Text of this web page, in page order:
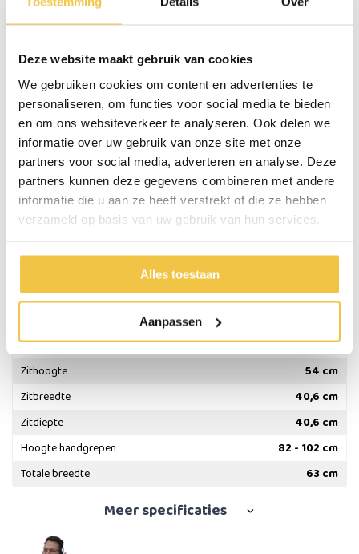
Deze website maakt gebruik van cookies
We gebruiken cookies om content en advertenties te
personaliseren, om functies voor social media te bieden
en om ons websiteverkeer te analyseren. Ook delen we
informatie over uw gebruik van onze site met onze
partners voor social media, adverteren en analyse. Deze
partners kunnen deze gegevens combineren met andere
informatie die u aan ze heeft verstrekt of die ze hebben
verzameld op basis van uw gebruik van hun services.
Alles toestaan
Aanpassen
Licht en compact
Met een gewicht van ongeveer 14,5 kg is de Triumph Prestige licht en
auto of op te bergen in huis.
Belangrijke eigenschappen van de Triumph Prestige
rolstoel/rollator 2-in-1
Rollator en rolstoel in één hulpmiddel
Ombouwen zonder gereedschap of losse onderdelen
Netjes weggewerkte remkabels voor extra veiligheid
Stevig en stabiel ontwerp
Gewicht: ca. 14,5 kg
Inklapbaar en eenvoudig op te bergen
Max. gebruikersgewicht
125 kg
Zithoogte
54 cm
Zitbreedte
40,6 cm
Zitdiepte
40,6 cm
Hoogte handgrepen
82 - 102 cm
Totale breedte
63 cm
Meerspecificaties